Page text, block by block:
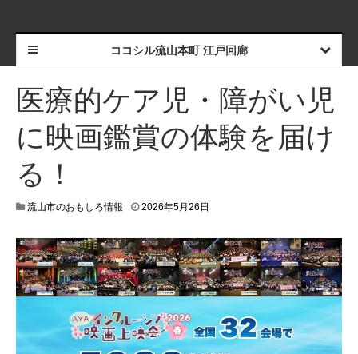
ココシル流山本町 江戸回廊
医療的ケア児・障がい児
に映画鑑賞の体験を届け
る！
流山市のおもしろ情報 2026年5月26日
6
年
5
月
日